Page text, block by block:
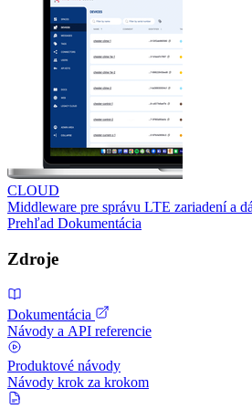
CLOUD
Middleware pre správu LTE zariadení a
Prehľad Dokumentácia
Zdroje
Dokumentácia
Návody a API referencie
Produktové návody
Návody krok za krokom